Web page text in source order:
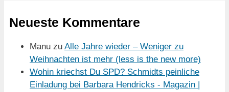
Neueste Kommentare
Manu zu Alle Jahre wieder – Weniger zu
Weihnachten ist mehr (less is the new more)
Wohin kriechst Du SPD? Schmidts peinliche
Einladung bei Barbara Hendricks - Magazin |